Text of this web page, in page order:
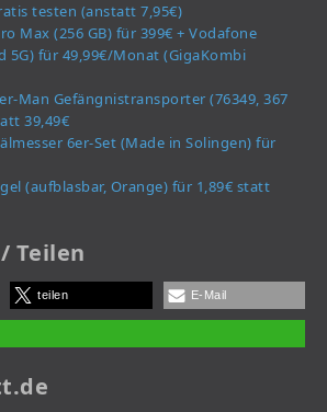
testen (anstatt 7,95€)
Max (256 GB) für 399€ + Vodafone
5G) für 49,99€/Monat (GigaKombi
Man Gefängnistransporter (76349, 367
39,49€
6er-Set (Made in Solingen) für
(aufblasbar, Orange) für 1,89€ statt
Teilen
teilen E-Mail